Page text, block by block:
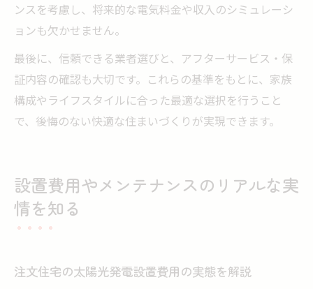
ンスを考慮し、将来的な電気料金や収入のシミュレーシ
ョンも欠かせません。
最後に、信頼できる業者選びと、アフターサービス・保
証内容の確認も大切です。これらの基準をもとに、家族
構成やライフスタイルに合った最適な選択を行うこと
で、後悔のない快適な住まいづくりが実現できます。
設置費用やメンテナンスのリアルな実
情を知る
注文住宅の太陽光発電設置費用の実態を解説